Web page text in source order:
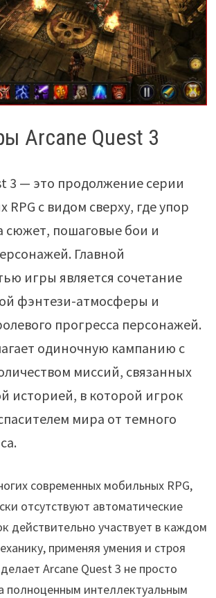
Arcane Quest 3
3 — это продолжение серии
RPG с видом сверху, где упор
сюжет, пошаговые бои и
Главной
игры является сочетание
фэнтези-атмосферы и
прогресса персонажей.
одиночную кампанию с
миссий, связанных
историей, в которой игрок
мира от темного
современных мобильных RPG,
отсутствуют автоматические
действительно участвует в каждом
применяя умения и строя
Arcane Quest 3 не просто
полноценным интеллектуальным